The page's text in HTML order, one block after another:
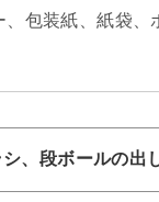
、包装紙、紙袋、
、段ボールの出